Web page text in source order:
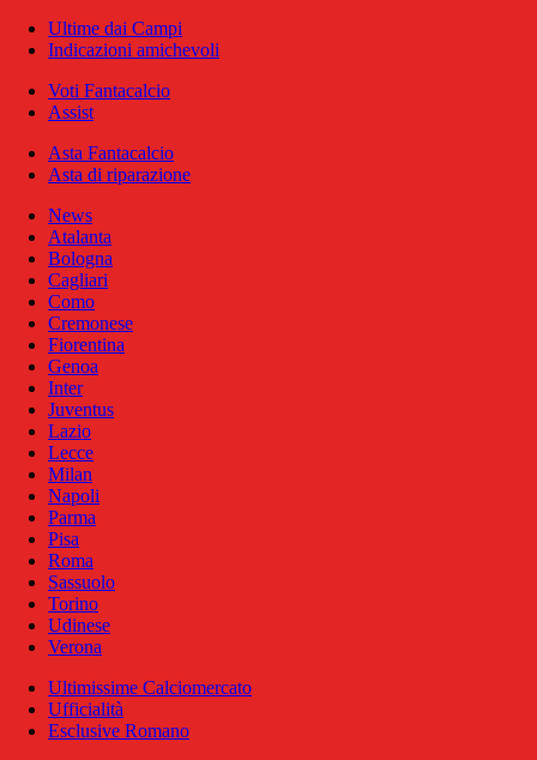
Ultime dai Campi
Indicazioni amichevoli
Voti Fantacalcio
Assist
Asta Fantacalcio
Asta di riparazione
News
Atalanta
Bologna
Cagliari
Como
Cremonese
Fiorentina
Genoa
Inter
Juventus
Lazio
Lecce
Milan
Napoli
Parma
Pisa
Roma
Sassuolo
Torino
Udinese
Verona
Ultimissime Calciomercato
Ufficialità
Esclusive Romano